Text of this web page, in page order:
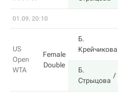
01.09, 20:10
US
Open
WTA
Female
Double
Б.
Крейчикова
Б.
Стрыцова